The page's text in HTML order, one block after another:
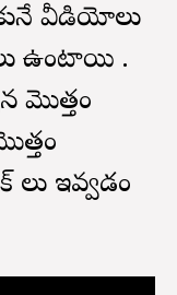
వీడియోలు
ఉంటాయి .
మొత్తం
లు ఇవ్వడం